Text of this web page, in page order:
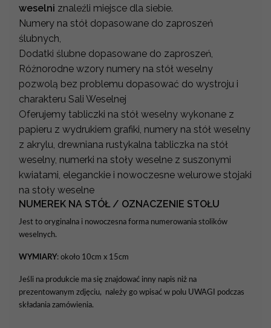
weselni znaleźli miejsce dla siebie.
Numery na stół dopasowane do zaproszeń
ślubnych,
Dodatki ślubne dopasowane do zaproszeń,
Różnorodne wzory numery na stół weselny
pozwolą bez problemu dopasować do wystroju i
charakteru Sali Weselnej
Oferujemy tabliczki na stół weselny wykonane z
papieru z wydrukiem grafiki, numery na stół weselny
z akrylu, drewniana rustykalna tabliczka na stół
weselny, numerki na stoły weselne z suszonymi
kwiatami, eleganckie i nowoczesne welurowe stojaki
na stoły weselne
NUMEREK NA STÓŁ / OZNACZENIE STOŁU
Jest to oryginalna i nowoczesna forma numerowania stolików
weselnych.
WYMIARY: około 10cm x 15cm
Jeśli na produkcie ma się znajdować inny napis niż na
prezentowanym zdjęciu, należy go wpisać w polu UWAGI podczas
składania zamówienia.